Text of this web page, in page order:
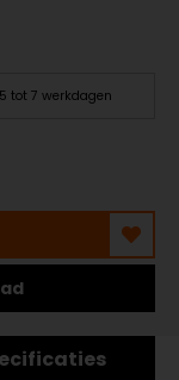
5 tot 7 werkdagen